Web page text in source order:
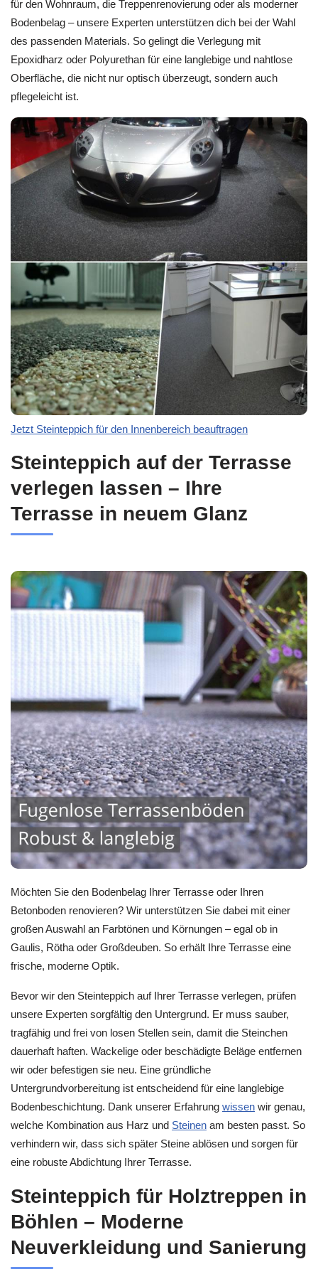
für den Wohnraum, die Treppenrenovierung oder als moderner
Bodenbelag – unsere Experten unterstützen dich bei der Wahl
des passenden Materials. So gelingt die Verlegung mit
Epoxidharz oder Polyurethan für eine langlebige und nahtlose
Oberfläche, die nicht nur optisch überzeugt, sondern auch
pflegeleicht ist.
Jetzt Steinteppich für den Innenbereich beauftragen
Steinteppich auf der Terrasse
verlegen lassen – Ihre
Terrasse in neuem Glanz
Möchten Sie den Bodenbelag Ihrer Terrasse oder Ihren
Betonboden renovieren? Wir unterstützen Sie dabei mit einer
großen Auswahl an Farbtönen und Körnungen – egal ob in
Gaulis, Rötha oder Großdeuben. So erhält Ihre Terrasse eine
frische, moderne Optik.
Bevor wir den Steinteppich auf Ihrer Terrasse verlegen, prüfen
unsere Experten sorgfältig den Untergrund. Er muss sauber,
tragfähig und frei von losen Stellen sein, damit die Steinchen
dauerhaft haften. Wackelige oder beschädigte Beläge entfernen
wir oder befestigen sie neu. Eine gründliche
Untergrundvorbereitung ist entscheidend für eine langlebige
Bodenbeschichtung. Dank unserer Erfahrung wissen wir genau,
welche Kombination aus Harz und Steinen am besten passt. So
verhindern wir, dass sich später Steine ablösen und sorgen für
eine robuste Abdichtung Ihrer Terrasse.
Steinteppich für Holztreppen in
Böhlen – Moderne
Neuverkleidung und Sanierung